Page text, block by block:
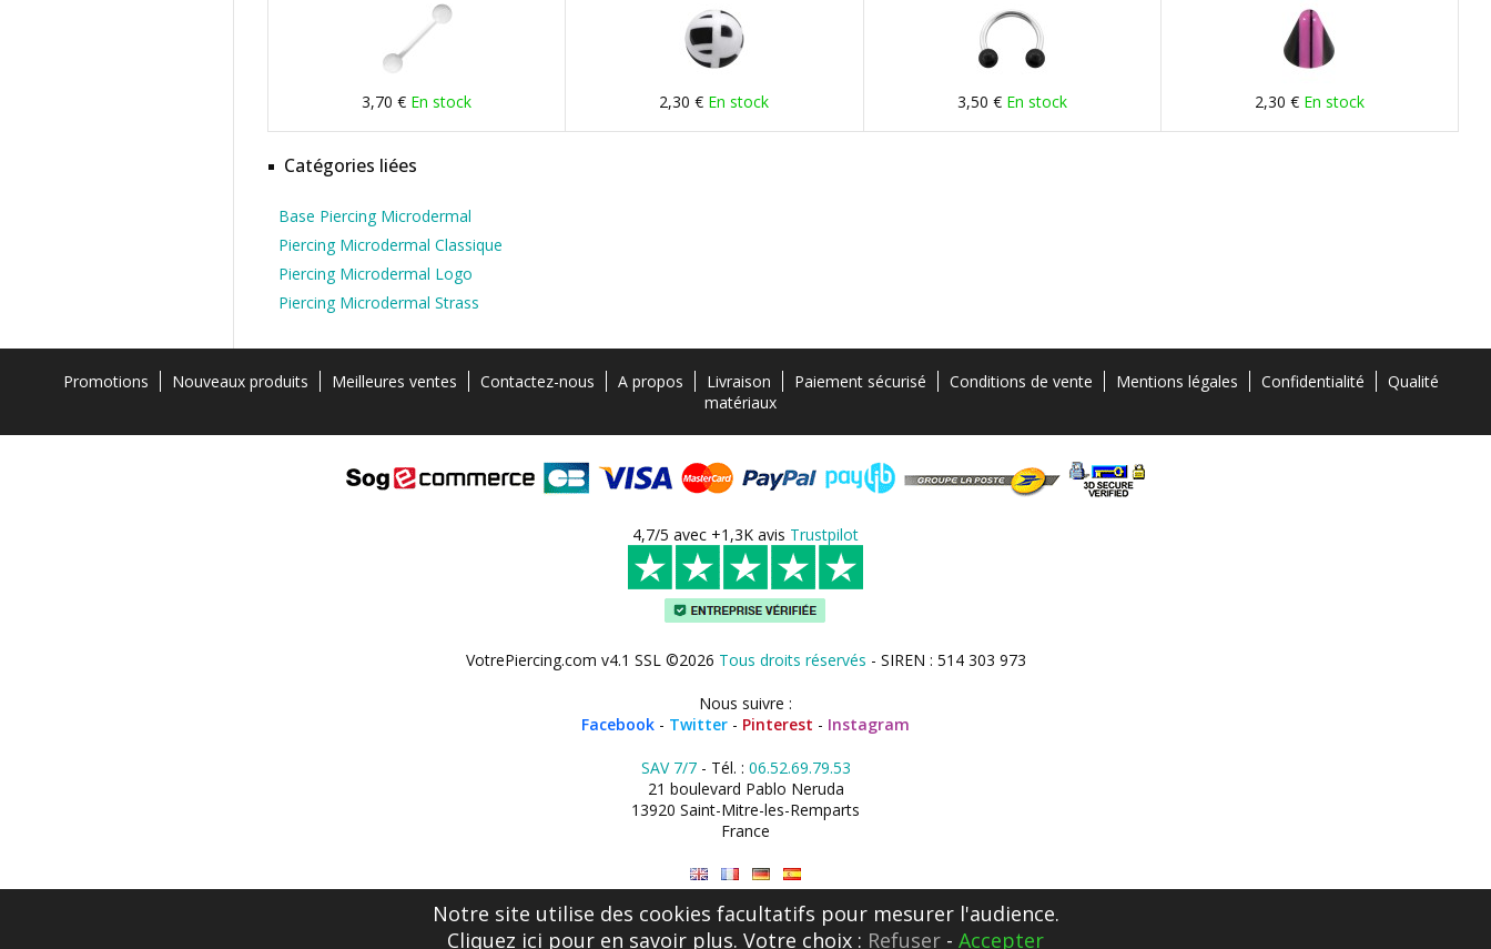
3,70 € En stock 2,30 € En stock 3,50 € En stock 2,30 € En stock
Catégories liées
Base Piercing Microdermal
Piercing Microdermal Classique
Piercing Microdermal Logo
Piercing Microdermal Strass
Promotions Nouveaux produits Meilleures ventes Contactez-nous A propos Livraison Paiement sécurisé Conditions de vente Mentions légales Confidentialité
Qualité
matériaux
4,7/5 avec +1,3K avis Trustpilot
VotrePiercing.com v4.1 SSL ©2026 Tous droits réservés - SIREN : 514 303 973
Nous suivre :
Facebook - Twitter - Pinterest - Instagram
SAV 7/7- Tél. : 06.52.69.79.53
21 boulevard Pablo Neruda
13920 Saint-Mitre-les-Remparts
France
Notre site utilise des cookies facultatifs pour mesurer l'audience.
Cliquez ici pour en savoir plus. Votre choix : Refuser - Accepter